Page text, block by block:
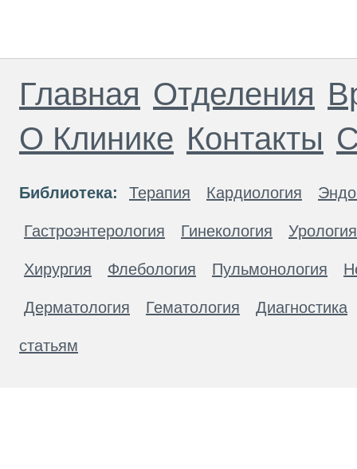
Главная Отделения
О Клинике Контакты
Библиотека: Терапия Кардиология
Гастроэнтерология Гинекология Урология
Хирургия Флебология Пульмонология
Дерматология Гематология Диагностика
статьям